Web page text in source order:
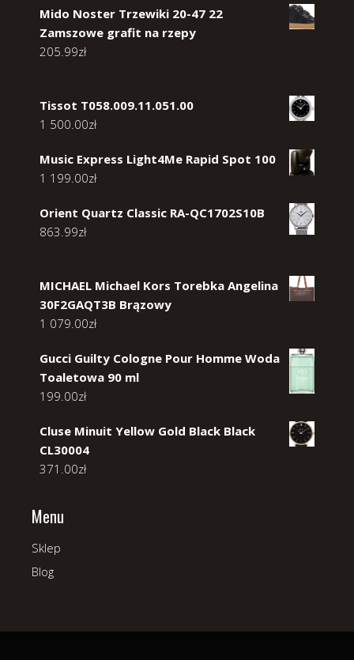
Mido Noster Trzewiki 20-47 22
Zamszowe grafit na rzepy
205.99zł
Tissot T058.009.11.051.00
1 500.00zł
Music Express Light4Me Rapid Spot 100
1 199.00zł
Orient Quartz Classic RA-QC1702S10B
863.99zł
MICHAEL Michael Kors Torebka Angelina
30F2GAQT3B Brązowy
1 079.00zł
Gucci Guilty Cologne Pour Homme Woda
Toaletowa 90 ml
199.00zł
Cluse Minuit Yellow Gold Black Black
CL30004
371.00zł
Menu
Sklep
Blog